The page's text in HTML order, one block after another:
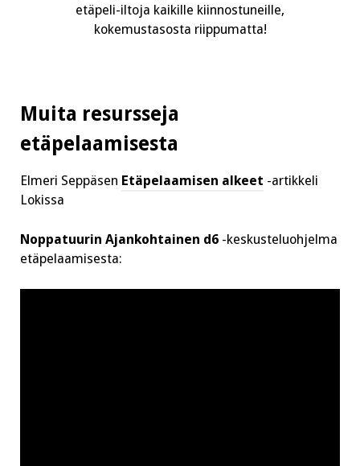
etäpeli-iltoja kaikille kiinnostuneille,
kokemustasosta riippumatta!
Muita resursseja
etäpelaamisesta
Elmeri Seppäsen Etäpelaamisen alkeet -artikkeli
Lokissa
Noppatuurin Ajankohtainen d6 -keskusteluohjelma
etäpelaamisesta: